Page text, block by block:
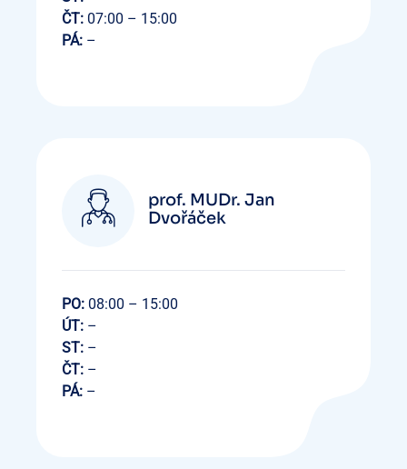
ČT: 07:00 – 15:00
PÁ: –
prof. MUDr. Jan
Dvořáček
PO: 08:00 – 15:00
ÚT: –
ST: –
ČT: –
PÁ: –